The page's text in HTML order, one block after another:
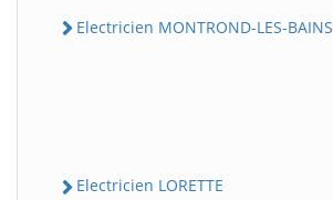
Electricien MONTROND-LES-BAINS
Electricien LORETTE